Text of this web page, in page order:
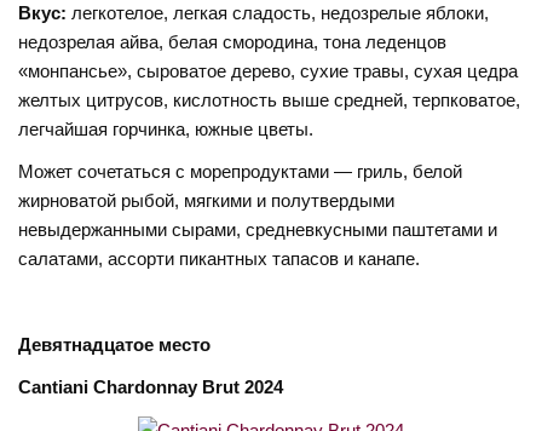
Вкус: легкотелое, легкая сладость, недозрелые яблоки,
недозрелая айва, белая смородина, тона леденцов
«монпансье», сыроватое дерево, сухие травы, сухая цедра
желтых цитрусов, кислотность выше средней, терпковатое,
легчайшая горчинка, южные цветы.
Может сочетаться с морепродуктами — гриль, белой
жирноватой рыбой, мягкими и полутвердыми
невыдержанными сырами, средневкусными паштетами и
салатами, ассорти пикантных тапасов и канапе.
Девятнадцатое место
Cantiani Chardonnay Brut 2024